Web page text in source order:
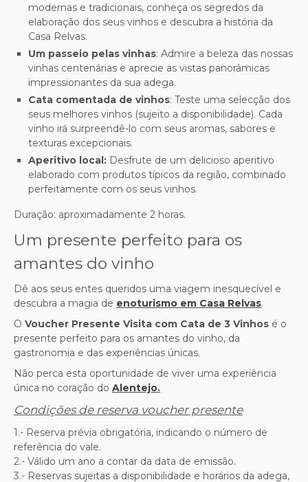
modernas e tradicionais, conheça os segredos da
elaboração dos seus vinhos e descubra a história da
Casa Relvas.
Um passeio pelas vinhas: Admire a beleza das nossas
vinhas centenárias e aprecie as vistas panorâmicas
impressionantes da sua adega.
Cata comentada de vinhos: Teste uma selecção dos
seus melhores vinhos (sujeito a disponibilidade). Cada
vinho irá surpreendê-lo com seus aromas, sabores e
texturas excepcionais.
Aperitivo local: Desfrute de um delicioso aperitivo
elaborado com produtos típicos da região, combinado
perfeitamente com os seus vinhos.
Duração: aproximadamente 2 horas.
Um presente perfeito para os
amantes do vinho
Dê aos seus entes queridos uma viagem inesquecível e
descubra a magia de enoturismo em Casa Relvas.
O Voucher Presente Visita com Cata de 3 Vinhos é o
presente perfeito para os amantes do vinho, da
gastronomia e das experiências únicas.
Não perca esta oportunidade de viver uma experiência
única no coração do Alentejo.
Condições de reserva voucher presente
1.- Reserva prévia obrigatória, indicando o número de
referência do vale.
2.- Válido um ano a contar da data de emissão.
3.- Reservas sujeitas a disponibilidade e horários da adega,